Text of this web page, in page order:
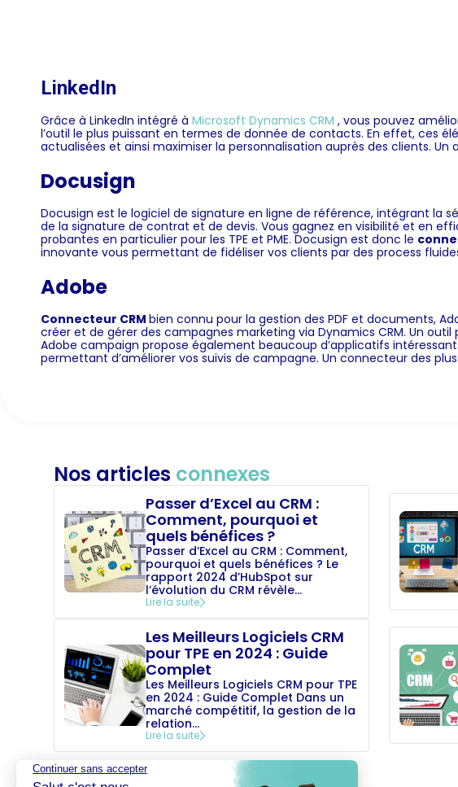
LinkedIn
Grâce à LinkedIn intégré à Microsoft Dynamics CRM , vous pouvez
l’outil le plus puissant en termes de donnée de contacts. En effet, ces
actualisées et ainsi maximiser la personnalisation auprès des clients.
Docusign
Docusign est le logiciel de signature en ligne de référence, intégrant la
de la signature de contrat et de devis. Vous gagnez en visibilité et en
probantes en particulier pour les TPE et PME. Docusign est donc le
innovante vous permettant de fidéliser vos clients par des process
Adobe
Connecteur CRM bien connu pour la gestion des PDF et documents,
créer et de gérer des campagnes marketing via Dynamics CRM. Un
Adobe campaign propose également beaucoup d’applicatifs
permettant d’améliorer vos suivis de campagne. Un connecteur des
Nos articles connexes
Passer d’Excel au CRM :
Comment, pourquoi et
quels bénéfices ?
Passer d’Excel au CRM : Comment,
pourquoi et quels bénéfices ? Le
rapport 2024 d’HubSpot sur
l’évolution du CRM révèle...
Lire la suite
Les Meilleurs Logiciels CRM
pour TPE en 2024 : Guide
Complet
Les Meilleurs Logiciels CRM pour TPE
en 2024 : Guide Complet Dans un
marché compétitif, la gestion de la
relation...
Lire la suite